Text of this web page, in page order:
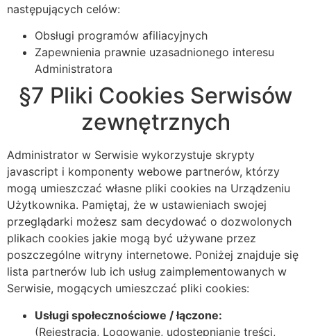
następujących celów:
Obsługi programów afiliacyjnych
Zapewnienia prawnie uzasadnionego interesu
Administratora
§7 Pliki Cookies Serwisów
zewnętrznych
Administrator w Serwisie wykorzystuje skrypty
javascript i komponenty webowe partnerów, którzy
mogą umieszczać własne pliki cookies na Urządzeniu
Użytkownika. Pamiętaj, że w ustawieniach swojej
przeglądarki możesz sam decydować o dozwolonych
plikach cookies jakie mogą być używane przez
poszczególne witryny internetowe. Poniżej znajduje się
lista partnerów lub ich usług zaimplementowanych w
Serwisie, mogących umieszczać pliki cookies:
Usługi społecznościowe / łączone:
(Rejestracja, Logowanie, udostępnianie treści,